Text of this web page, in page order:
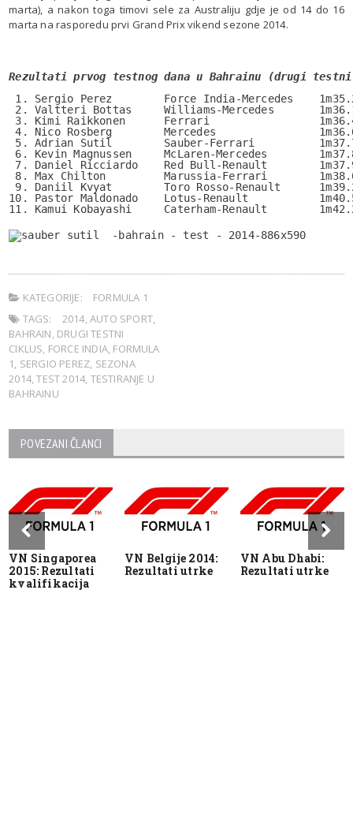
marta), a nakon toga timovi sele za Australiju gdje je od 14 do 16
marta na rasporedu prvi Grand Prix vikend sezone 2014.
1. Sergio Perez        Force India-Mercedes
2. Valtteri Bottas     Williams-Mercedes
3. Kimi Raikkonen      Ferrari
4. Nico Rosberg        Mercedes
5. Adrian Sutil        Sauber-Ferrari
6. Kevin Magnussen     McLaren-Mercedes
7. Daniel Ricciardo    Red Bull-Renault
8. Max Chilton         Marussia-Ferrari
9. Daniil Kvyat        Toro Rosso-Renault
10. Pastor Maldonado    Lotus-Renault
11. Kamui Kobayashi     Caterham-Renault
KATEGORIJE:
FORMULA 1
TAGS:
2014,AUTO SPORT,
BAHRAIN, DRUGI TESTNI
CIKLUS, FORCE INDIA, FORMULA
1, SERGIO PEREZ, SEZONA
2014,TEST 2014, TESTIRANJE U
BAHRAINU
POVEZANI ČLANCI
VN Singaporea
2015: Rezultati
kvalifikacija
VN Belgije 2014:
Rezultati utrke
VN Abu Dhabi:
Rezultati utrke